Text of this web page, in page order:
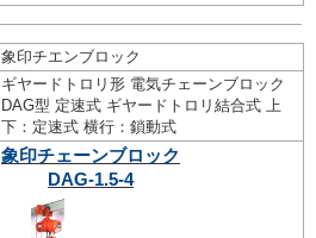
象印チエンブロック
ギヤードトロリ形 電気チェーンブロック
DAG型 定速式 ギヤードトロリ結合式 上
下：定速式 横行：鎖動式
象印チェーンブロック
DAG-1.5-4